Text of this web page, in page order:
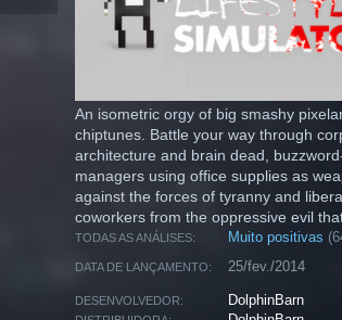
An isometric orgy of big smashy
chiptunes. Battle your way through
architecture and brain dead,
managers using office supplies as
against the forces of tyranny and
coworkers from the oppressive evil
them...
TODAS AS ANÁLISES: Muito positivas
DATA DE LANÇAMENTO: 25/fev./2014
DESENVOLVEDOR: DolphinBarn